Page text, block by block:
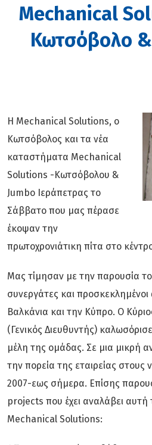
Έργα
Online
Mechanical
Κωτσόβολο
Η Mechanical Solutions, ο
Κωτσόβολος και τα νέα
καταστήματα Mechanical
Solutions -Κωτσόβολου &
Jumbo Ιεράπετρας το
Σάββατο που μας πέρασε
έκοψαν την
πρωτοχρονιάτικη πίτα στο
Μας τίμησαν με την παρουσία
συνεργάτες και
Βαλκάνια και την Κύπρο. O
(Γενικός Διευθυντής)
μέλη της ομάδας. Σε μια μικρή
την πορεία της εταιρείας στους
2007-εως σήμερα. Επίσης
projects που έχει αναλάβει αυτή
Mechanical Solutions: